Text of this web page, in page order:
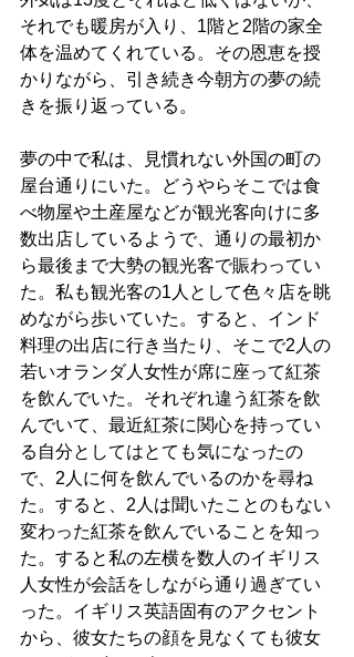
それでも暖房が入り、1階と2階の家全
体を温めてくれている。その恩恵を授
かりながら、引き続き今朝方の夢の続
きを振り返っている。
夢の中で私は、見慣れない外国の町の
屋台通りにいた。どうやらそこでは食
べ物屋や土産屋などが観光客向けに多
数出店しているようで、通りの最初か
ら最後まで大勢の観光客で賑わってい
た。私も観光客の1人として色々店を眺
めながら歩いていた。すると、インド
料理の出店に行き当たり、そこで2人の
若いオランダ人女性が席に座って紅茶
を飲んでいた。それぞれ違う紅茶を飲
んでいて、最近紅茶に関心を持ってい
る自分としてはとても気になったの
で、2人に何を飲んでいるのかを尋ね
た。すると、2人は聞いたことのもない
変わった紅茶を飲んでいることを知っ
た。すると私の左横を数人のイギリス
人女性が会話をしながら通り過ぎてい
った。イギリス英語固有のアクセント
から、彼女たちの顔を見なくても彼女